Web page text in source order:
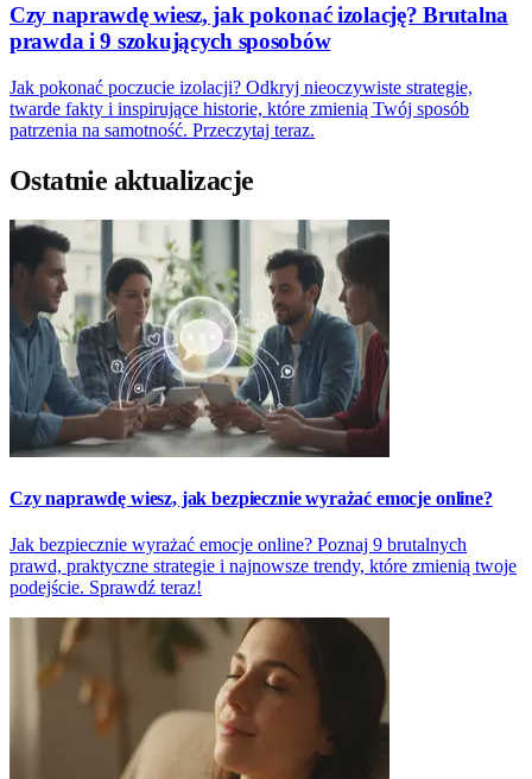
Czy naprawdę wiesz, jak pokonać izolację? Brutalna
prawda i 9 szokujących sposobów
Jak pokonać poczucie izolacji? Odkryj nieoczywiste strategie,
twarde fakty i inspirujące historie, które zmienią Twój sposób
patrzenia na samotność. Przeczytaj teraz.
Ostatnie aktualizacje
Czy naprawdę wiesz, jak bezpiecznie wyrażać emocje online?
Jak bezpiecznie wyrażać emocje online? Poznaj 9 brutalnych
prawd, praktyczne strategie i najnowsze trendy, które zmienią twoje
podejście. Sprawdź teraz!